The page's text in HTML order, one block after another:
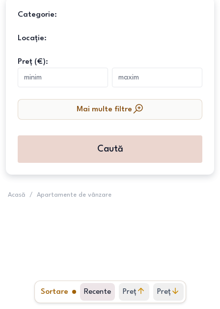
Categorie:
Locație:
Preț (€):
Mai multe filtre
Caută
Acasă / Apartamente de vânzare
Sortare Recente Preț
crescător
Preț
descrescător